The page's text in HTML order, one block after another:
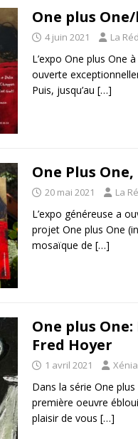
One plus One/
4 juin 2021 La
L’expo One plus One
ouverte
Puis, jusqu’au […]
One Plus One,
20 mai 2021 La
L’expo généreuse a
projet One plus One
mosaïque de […]
One plus
Fred Hoyer
1 avril 2021
Dans la série One
première oeuvre
plaisir de vous […]